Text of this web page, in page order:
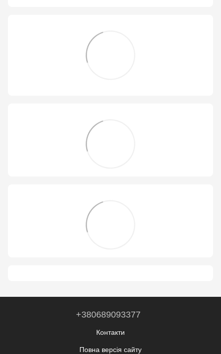
+380689093377
Контакти
Повна версія сайту